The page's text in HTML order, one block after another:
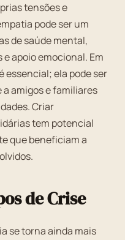
tensões e
pode ser um
de saúde mental,
apoio emocional. Em
essencial; ela pode ser
amigos e familiares
Criar
tem potencial
que beneficiam a
de Crise
se torna ainda mais